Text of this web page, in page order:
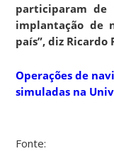
participaram de
implantação de
país”, diz Ricardo
Operações de
simuladas na
Fonte: